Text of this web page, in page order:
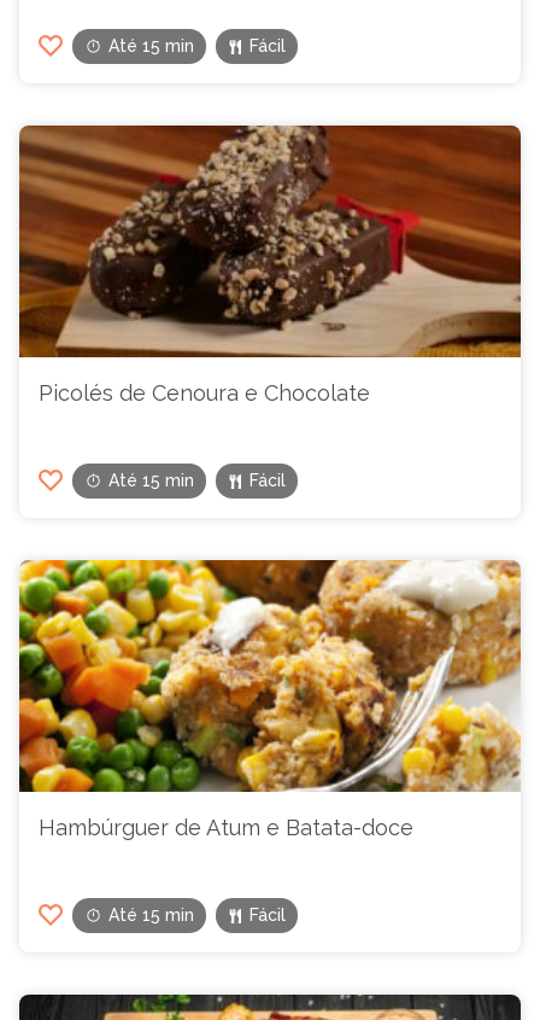
Até 15 min Fácil
Picolés de Cenoura e Chocolate
Até 15 min Fácil
Hambúrguer de Atum e Batata-doce
Até 15 min Fácil